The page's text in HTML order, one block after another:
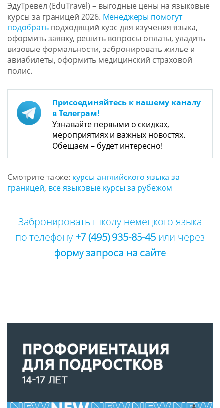
ЭдуТревел (EduTravel) – выгодные цены на языковые
курсы за границей 2026. Менеджеры помогут
подобратьподходящий курс для изучения языка,
оформить заявку, решить вопросы оплаты, уладить
визовые формальности, забронировать жилье и
авиабилеты, оформить медицинский страховой
полис.
Присоединяйтесь к нашему каналу
в Телеграм!
Узнавайте первыми о скидках,
мероприятиях и важных новостях.
Обещаем – будет интересно!
Смотрите также: курсы английского языка за
границей, все языковые курсы за рубежом
Забронировать школу немецкого языка
по телефону +7 (495) 935-85-45 или через
форму запроса на сайте